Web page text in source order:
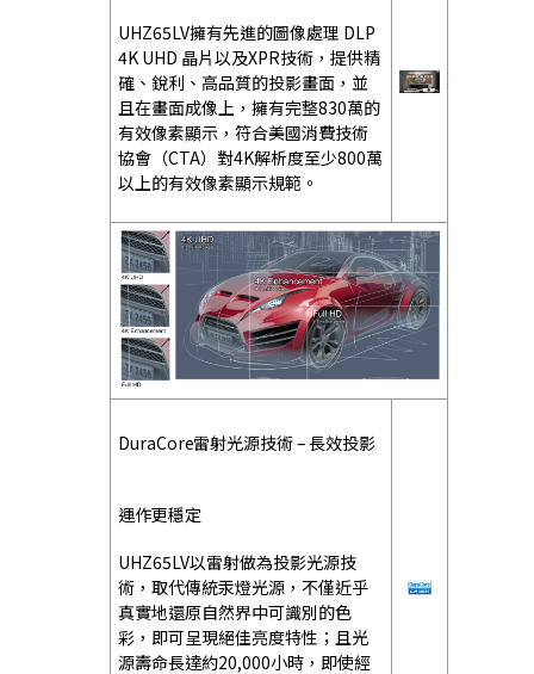
UHZ65LV擁有先進的圖像處理 DLP
4K UHD 晶片以及XPR技術，提供精
確、銳利、高品質的投影畫面，並
且在畫面成像上，擁有完整830萬的
有效像素顯示，符合美國消費技術
協會（CTA）對4K解析度至少800萬
以上的有效像素顯示規範。
DuraCore雷射光源技術 – 長效投影
運作更穩定
UHZ65LV以雷射做為投影光源技
術，取代傳統汞燈光源，不僅近乎
真實地還原自然界中可識別的色
彩，即可呈現絕佳亮度特性；且光
源壽命長達約20,000小時，即使經